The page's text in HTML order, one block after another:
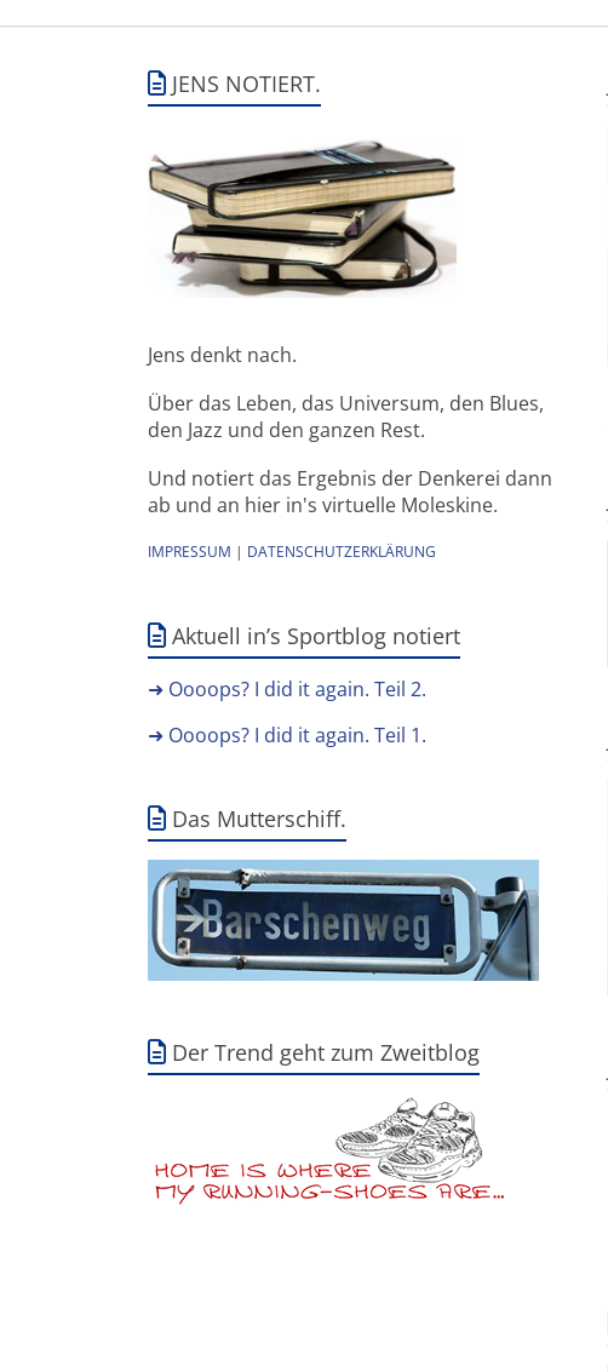
JENS NOTIERT.
Jens denkt nach.
Über das Leben, das Universum, den Blues,
den Jazz und den ganzen Rest.
Und notiert das Ergebnis der Denkerei dann
ab und an hier in's virtuelle Moleskine.
IMPRESSUM | DATENSCHUTZERKLÄRUNG
Aktuell in’s Sportblog notiert
➜ Oooops? I did it again. Teil 2.
➜ Oooops? I did it again. Teil 1.
Das Mutterschiff.
Der Trend geht zum Zweitblog